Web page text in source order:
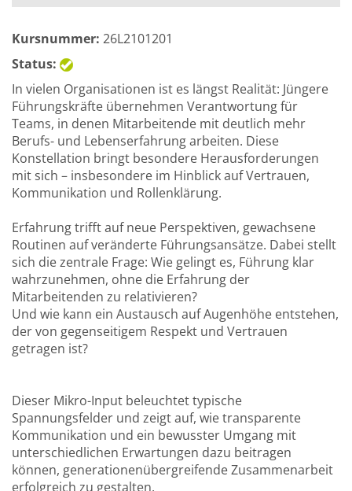
Kursnummer: 26L2101201
Status:
In vielen Organisationen ist es längst Realität: Jüngere
Führungskräfte übernehmen Verantwortung für
Teams, in denen Mitarbeitende mit deutlich mehr
Berufs- und Lebenserfahrung arbeiten. Diese
Konstellation bringt besondere Herausforderungen
mit sich – insbesondere im Hinblick auf Vertrauen,
Kommunikation und Rollenklärung.
Erfahrung trifft auf neue Perspektiven, gewachsene
Routinen auf veränderte Führungsansätze. Dabei stellt
sich die zentrale Frage: Wie gelingt es, Führung klar
wahrzunehmen, ohne die Erfahrung der
Mitarbeitenden zu relativieren?
Und wie kann ein Austausch auf Augenhöhe entstehen,
der von gegenseitigem Respekt und Vertrauen
getragen ist?
Dieser Mikro-Input beleuchtet typische
Spannungsfelder und zeigt auf, wie transparente
Kommunikation und ein bewusster Umgang mit
unterschiedlichen Erwartungen dazu beitragen
können, generationenübergreifende Zusammenarbeit
erfolgreich zu gestalten.